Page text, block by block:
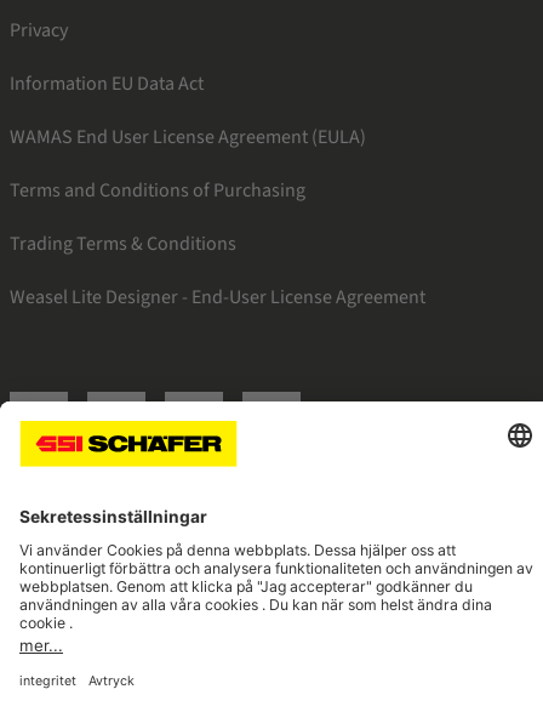
Privacy
Information EU Data Act
WAMAS End User License Agreement (EULA)
Terms and Conditions of Purchasing
Trading Terms & Conditions
Weasel Lite Designer - End-User License Agreement
SSI instagramSSI linkedinSSI facebook
Navigate to home page
© 2026